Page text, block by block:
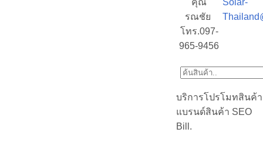
คุณ
รณชัย
โทร.097-
965-9456
Solar-
บริการโปรโมทสินค้า
แบรนด์สินค้า SEO
Bill.